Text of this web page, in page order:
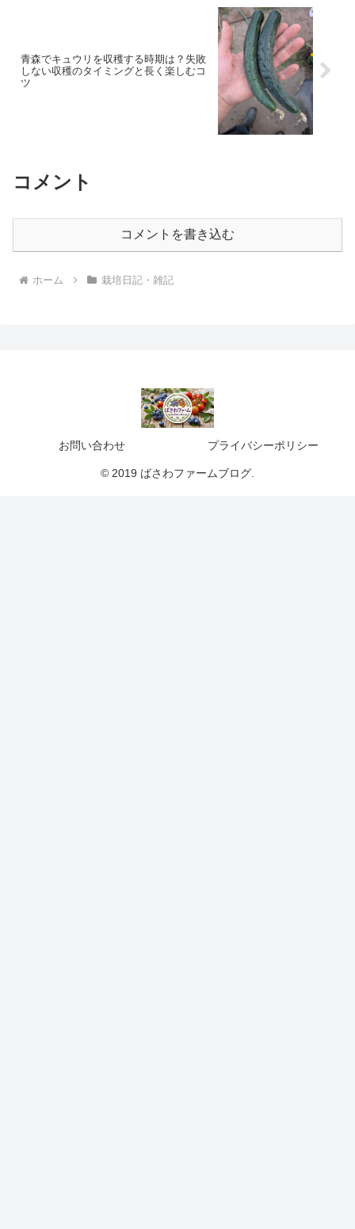
青森でキュウリを収穫する時期は？失敗
しない収穫のタイミングと長く楽しむコ
ツ
コメント
コメントを書き込む
ホーム 栽培日記・雑記
お問い合わせ プライバシーポリシー
© 2019 ばさわファームブログ.